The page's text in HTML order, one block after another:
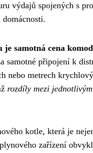
výdajů spojených s
samotná cena
samotné připojení k
nebo metrech
rozdíly mezi
kotle, která je
zařízení